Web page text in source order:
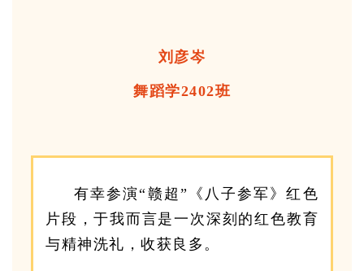
刘彦岑
舞蹈学2402班
有幸参演“赣超”《八子参军》红色
片段，于我而言是一次深刻的红色教育
与精神洗礼，收获良多。